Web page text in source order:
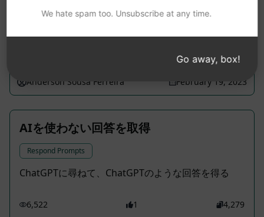
各段階のフェーズを持つロードマップジェネレータ
4,343
Anderson Sousa Ferreira February 19, 2023
AIを使わない回答を取得
Respond Prompts
ChatGPTに尋ねて、ChatGPTのような回答を得る
6,522 1 4,279
We hate spam too. Unsubscribe at any time.
Go away, box!